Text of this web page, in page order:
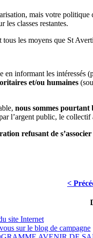
mais votre
les classes restantes.
les moyens que St
en informant les
et/ou humaines
nous sommes pourtant
l’argent public, le
refusant de
<
site Internet
sur le blog de campagne